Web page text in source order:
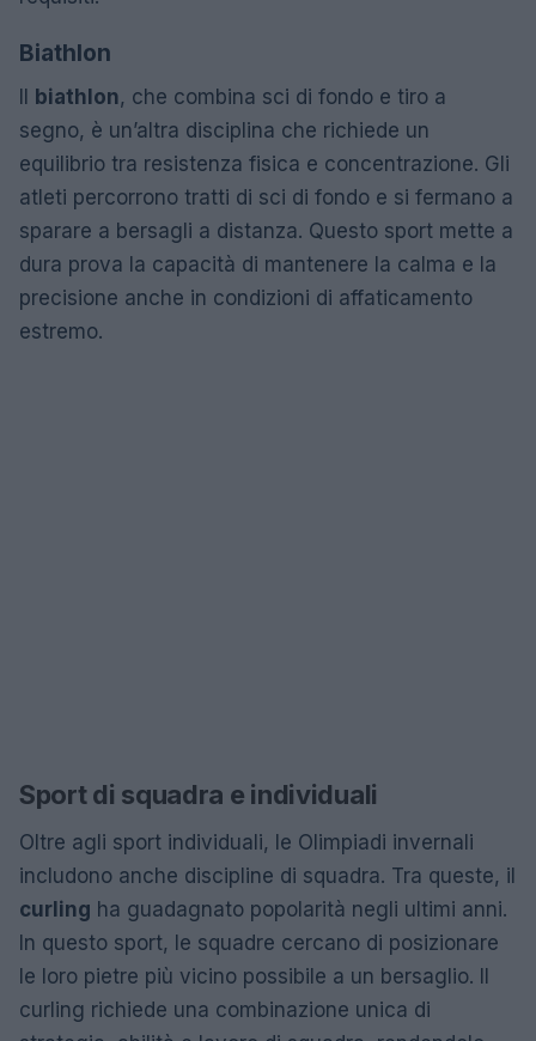
Biathlon
Il biathlon, che combina sci di fondo e tiro a
segno, è un’altra disciplina che richiede un
equilibrio tra resistenza fisica e concentrazione. Gli
atleti percorrono tratti di sci di fondo e si fermano a
sparare a bersagli a distanza. Questo sport mette a
dura prova la capacità di mantenere la calma e la
precisione anche in condizioni di affaticamento
estremo.
Sport di squadra e individuali
Oltre agli sport individuali, le Olimpiadi invernali
includono anche discipline di squadra. Tra queste, il
curling ha guadagnato popolarità negli ultimi anni.
In questo sport, le squadre cercano di posizionare
le loro pietre più vicino possibile a un bersaglio. Il
curling richiede una combinazione unica di